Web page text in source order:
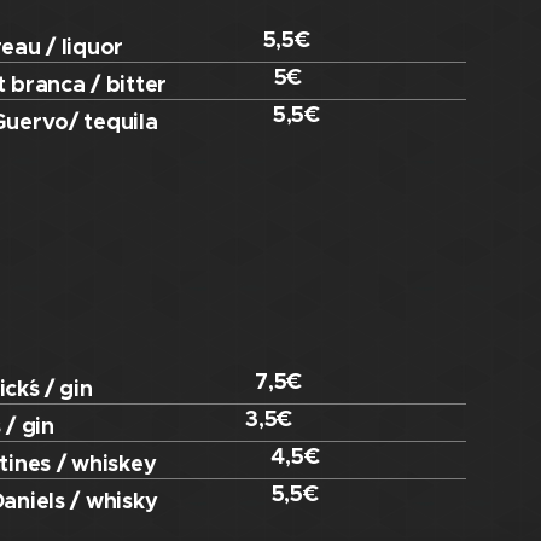
/ liquor
5,5€
branca / bitter
5€
tequila
5,5€
/ gin
7,5€
/ gin
3,5€
/ whiskey
4,5€
/ whisky
5,5€